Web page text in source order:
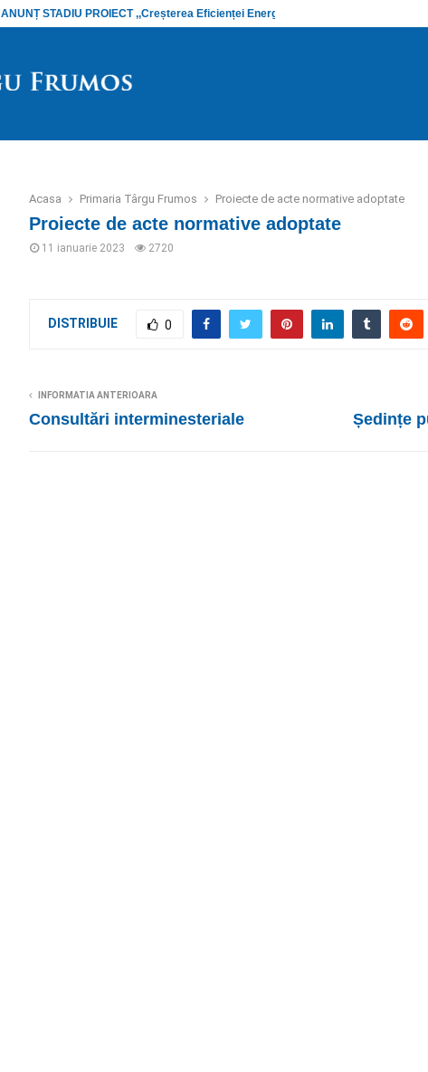
ANUNȚ STADIU PROIECT ,,Creșterea Eficienței Energetice și…
Acasa Primaria Târgu Frumos Proiecte de acte normative adoptate
Proiecte de acte normative adoptate
11 ianuarie 2023 2720
DISTRIBUIE 0
INFORMATIA ANTERIOARA
Consultări interminesteriale Ședințe